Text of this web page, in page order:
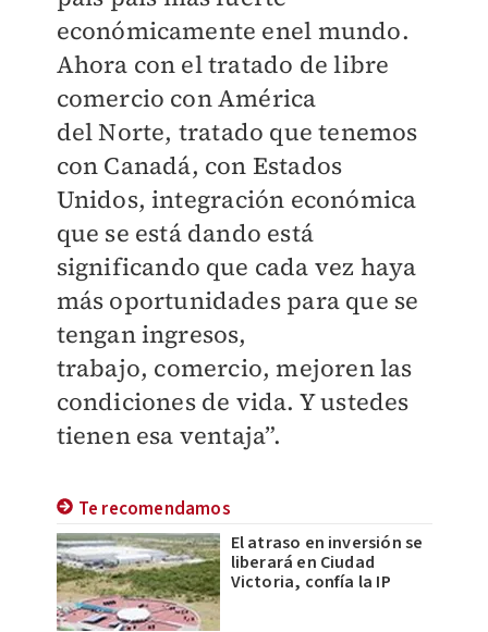
económicamente enel mundo.
Ahora con el tratado delibre
comercio con América
delNorte, tratado que tenemos
con Canadá, con Estados
Unidos, integración económica
que se está dando está
significando que cada vez haya
más oportunidades para que se
tengan ingresos,
trabajo, comercio, mejoren las
condiciones de vida. Y ustedes
tienen esa ventaja”.
Te recomendamos
El atraso en inversión se
liberará en Ciudad
Victoria, confía la IP